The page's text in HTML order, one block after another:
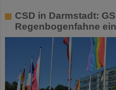
CSD in Darmstadt:
Regenbogenfahne